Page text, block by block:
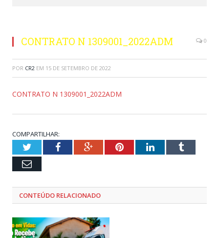
CONTRATO N 1309001_2022ADM 0
POR CR2 EM 15 DE SETEMBRO DE 2022
CONTRATO N 1309001_2022ADM
COMPARTILHAR:
TwitterFacebookGoogle+PinterestLinkedInTumblr
Email
CONTEÚDO RELACIONADO